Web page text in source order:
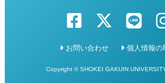
お問い合わせ 個人情報の
Copyright © SHOKEI GAKUIN